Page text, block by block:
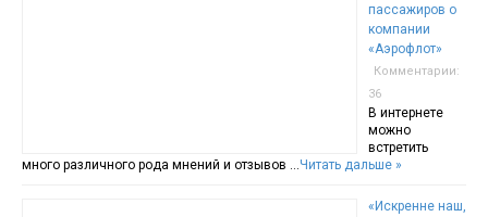
пассажиров о
компании
«Аэрофлот»
Комментарии:
36
В интернете
можно
встретить
много различного рода мнений и отзывов …Читать дальше »
«Искренне наш,